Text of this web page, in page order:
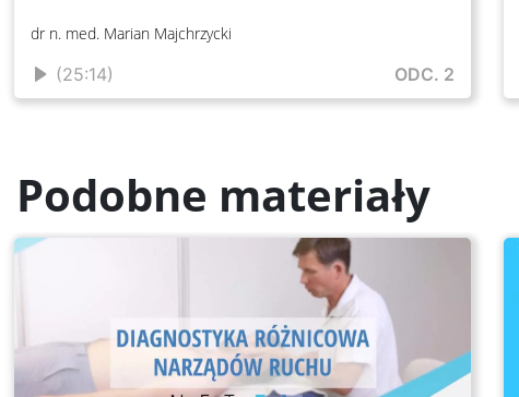
dr n. med. Marian Majchrzycki
(25:14) ODC. 2
Podobne materiały